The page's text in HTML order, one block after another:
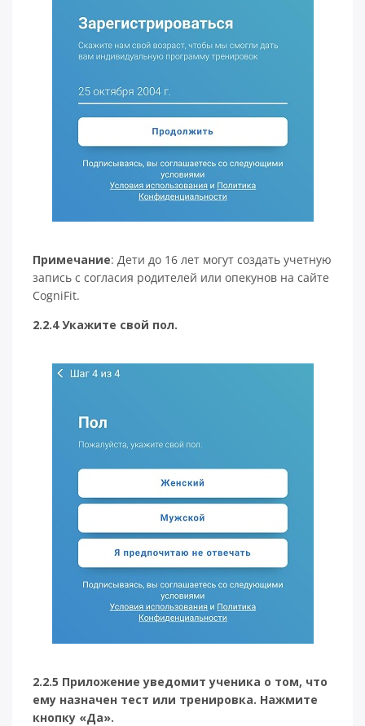
Примечание: Дети до 16 лет могут создать учетную
запись с согласия родителей или опекунов на сайте
CogniFit.
2.2.4 Укажите свой пол.
2.2.5 Приложение уведомит ученика о том, что
ему назначен тест или тренировка. Нажмите
кнопку «Да».